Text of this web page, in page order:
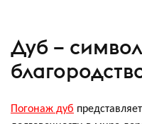
Дуб –
Погонаж дуб